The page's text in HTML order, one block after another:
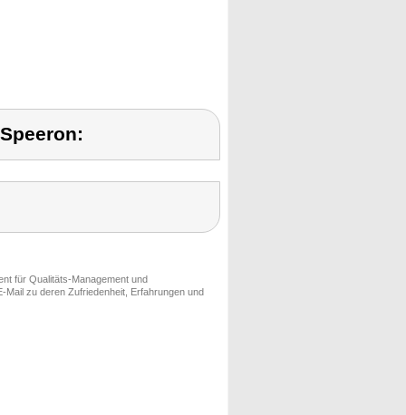
für Qualitäts-Management und
zu deren Zufriedenheit, Erfahrungen und